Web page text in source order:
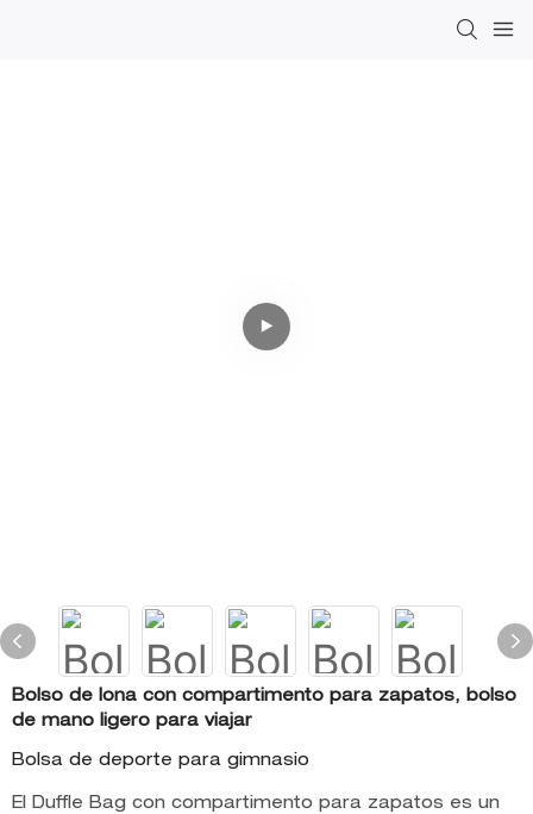
Bolso de lona con compartimento para zapatos, bolso
de mano ligero para viajar
Bolsa de deporte para gimnasio
El Duffle Bag con compartimento para zapatos es un